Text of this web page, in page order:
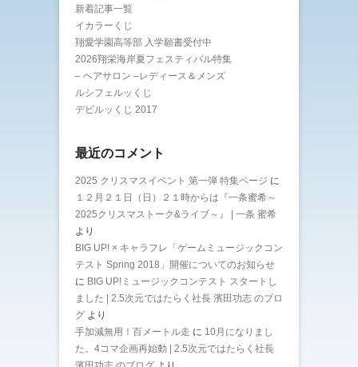
新着記事一覧
イカラーくじ
翔愛学園高等部 入学願書受付中
2026翔栄海岸夏フェスティバル特集
– ヘアサロン –レディース＆メンズ
ルシフェルッくじ
デビルッくじ 2017
最近のコメント
2025 クリスマスイベント 第一弾 特集ページ に
１２月２１日（日）２１時からは『一条蜜希～
2025クリスマストーク&ライブ～』 | 一条 蜜希
より
BIG UP! × キャラフレ「ゲームミュージックコン
テスト Spring 2018」開催についてのお知らせ
に BIG UP!ミュージックコンテスト スタートし
ました | 2.5次元ではたらく社長 濱田功志 のブロ
グ より
手加減無用！百メートル走 に 10月になりまし
た。4コマ企画再始動 | 2.5次元ではたらく社長